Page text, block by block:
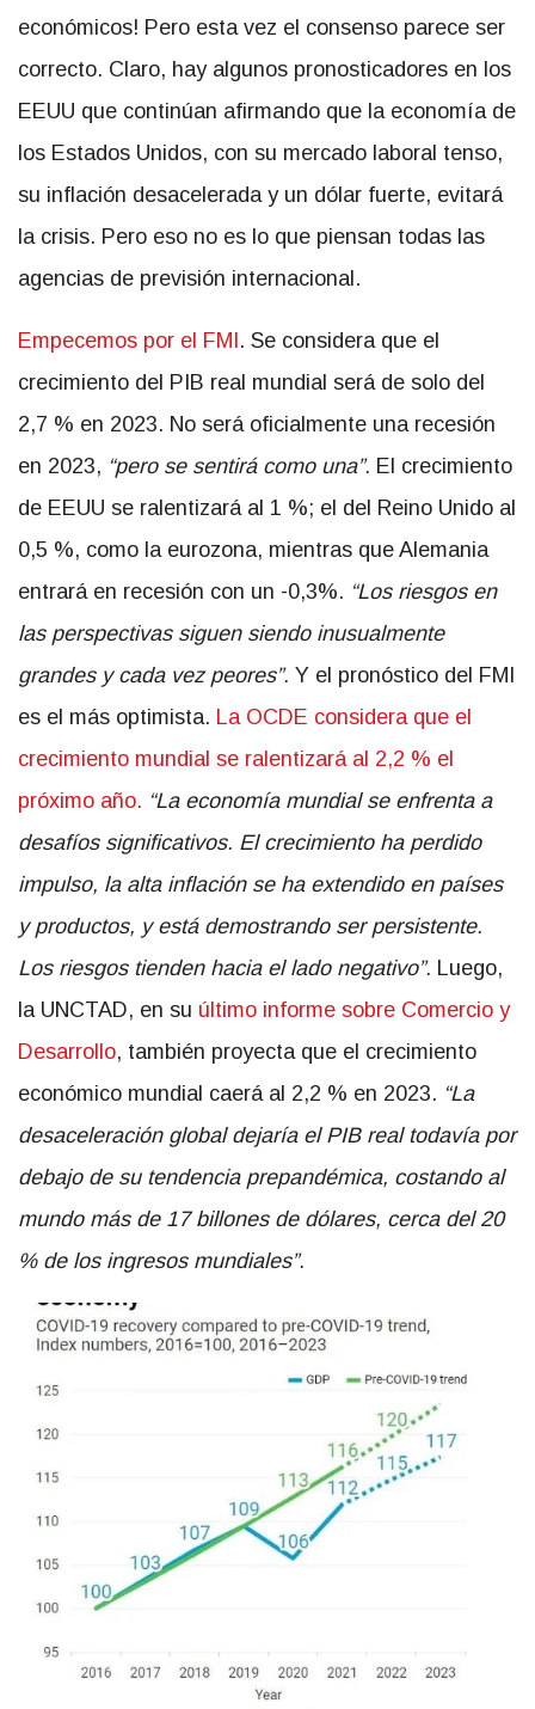
económicos! Pero esta vez el consenso parece ser
correcto. Claro, hay algunos pronosticadores en los
EEUU que continúan afirmando que la economía de
los Estados Unidos, con su mercado laboral tenso,
su inflación desacelerada y un dólar fuerte, evitará
la crisis. Pero eso no es lo que piensan todas las
agencias de previsión internacional.
Empecemos por el FMI . Se considera que el
crecimiento del PIB real mundial será de solo del
2,7 % en 2023. No será oficialmente una recesión
en 2023, “pero se sentirá como una”. El crecimiento
de EEUU se ralentizará al 1 %; el del Reino Unido al
0,5 %, como la eurozona, mientras que Alemania
entrará en recesión con un -0,3%. “Los riesgos en
las perspectivas siguen siendo inusualmente
grandes y cada vez peores”. Y el pronóstico del FMI
es el más optimista. La OCDE considera que el
crecimiento mundial se ralentizará al 2,2 % el
próximo año. “La economía mundial se enfrenta a
desafíos significativos. El crecimiento ha perdido
impulso, la alta inflación se ha extendido en países
y productos, y está demostrando ser persistente.
Los riesgos tienden hacia el lado negativo”. Luego,
la UNCTAD, en su último informe sobre Comercio y
Desarrollo, también proyecta que el crecimiento
económico mundial caerá al 2,2 % en 2023. “La
desaceleración global dejaría el PIB real todavía por
debajo de su tendencia prepandémica, costando al
mundo más de 17 billones de dólares, cerca del 20
% de los ingresos mundiales”.